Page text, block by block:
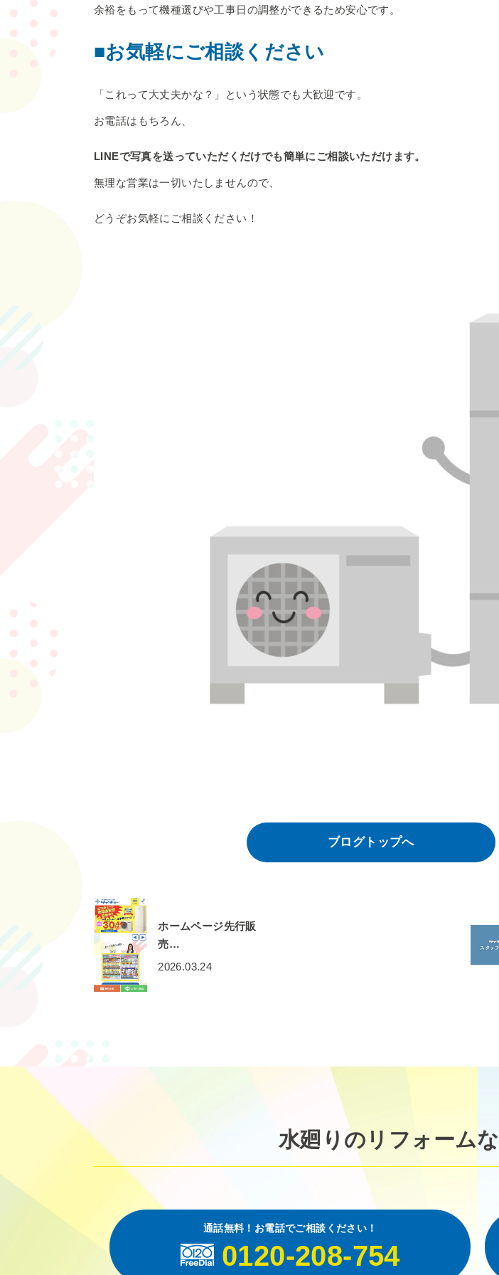
余裕をもって機種選びや工事日の調整ができるため安心です。
■お気軽にご相談ください
「これって大丈夫かな？」という状態でも大歓迎です。
お電話はもちろん、
LINEで写真を送っていただくだけでも簡単にご相談いただけます。
無理な営業は一切いたしませんので、
どうぞお気軽にご相談ください！
ブログトップへ
ホームページ先行販
売…
2026.03.24
水廻りのリフォーム
通話無料！お電話でご相談ください！
0120-208-754